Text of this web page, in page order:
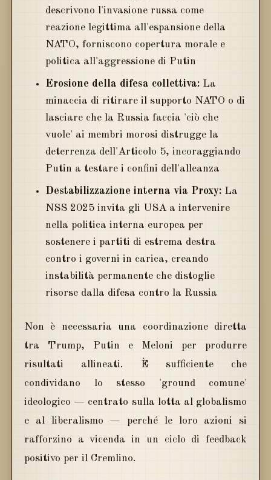
descrivono l'invasione russa come
reazione legittima all'espansione della
NATO, forniscono copertura morale e
politica all'aggressione di Putin
Erosione della difesa collettiva: La
minaccia di ritirare il supporto NATO o di
lasciare che la Russia faccia 'ciò che
vuole' ai membri morosi distrugge la
deterrenza dell'Articolo 5, incoraggiando
Putin a testare i confini dell'alleanza
Destabilizzazione interna via Proxy: La
NSS 2025 invita gli USA a intervenire
nella politica interna europea per
sostenere i partiti di estrema destra
contro i governi in carica, creando
instabilità permanente che distoglie
risorse dalla difesa contro la Russia
Non è necessaria una coordinazione diretta
tra Trump, Putin e Meloni per produrre
risultati allineati. È sufficiente che
condividano lo stesso 'ground comune'
ideologico — centrato sulla lotta al globalismo
e al liberalismo — perché le loro azioni si
rafforzino a vicenda in un ciclo di feedback
positivo per il Cremlino.